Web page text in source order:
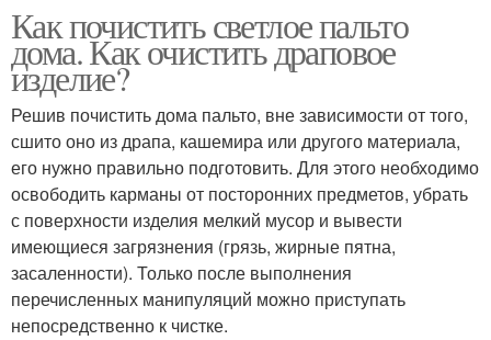
Как почистить светлое пальто
дома. Как очистить драповое
изделие?
Решив почистить дома пальто, вне зависимости от того,
сшито оно из драпа, кашемира или другого материала,
его нужно правильно подготовить. Для этого необходимо
освободить карманы от посторонних предметов, убрать
с поверхности изделия мелкий мусор и вывести
имеющиеся загрязнения (грязь, жирные пятна,
засаленности). Только после выполнения
перечисленных манипуляций можно приступать
непосредственно к чистке.